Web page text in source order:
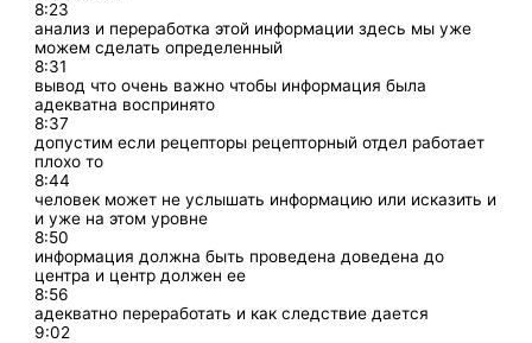
8:23
анализ и переработка этой информации здесь мы уже
можем сделать определенный
8:31
вывод что очень важно чтобы информация была
адекватна воспринято
8:37
допустим если рецепторы рецепторный отдел работает
плохо то
8:44
человек может не услышать информацию или исказить и
и уже на этом уровне
8:50
информация должна быть проведена доведена до
центра и центр должен ее
8:56
адекватно переработать и как следствие дается
9:02